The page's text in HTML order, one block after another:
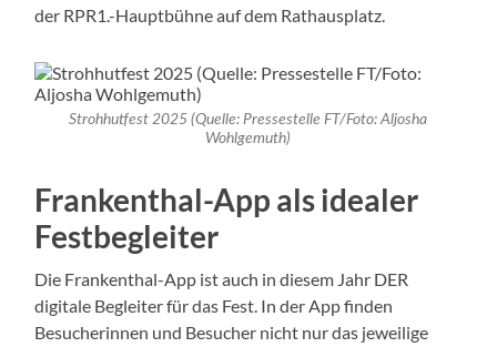
der RPR1.-Hauptbühne auf dem Rathausplatz.
Strohhutfest 2025 (Quelle: Pressestelle FT/Foto: Aljosha
Wohlgemuth)
Frankenthal-App als idealer
Festbegleiter
Die Frankenthal-App ist auch in diesem Jahr DER
digitale Begleiter für das Fest. In der App finden
Besucherinnen und Besucher nicht nur das jeweilige